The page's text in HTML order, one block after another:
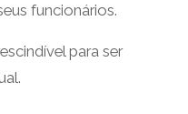
funcionários.
para ser